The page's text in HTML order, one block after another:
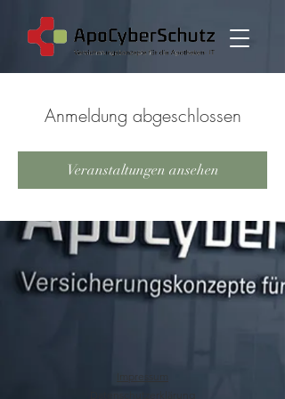
Anmeldung abgeschlossen
Veranstaltungen ansehen
Impressum